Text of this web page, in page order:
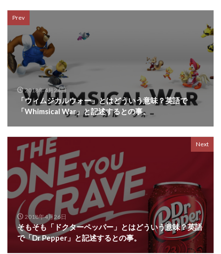
Prev
2018年4月24日
「ウィムジカルウォー」とはどういう意味？英語で
「Whimsical War」と記述するとの事。
Next
2018年4月26日
そもそも「ドクターペッパー」とはどういう意味？英語
で「Dr Pepper」と記述するとの事。